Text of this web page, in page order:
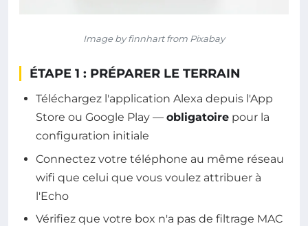
Image by finnhart from Pixabay
ÉTAPE 1 : PRÉPARER LE TERRAIN
Téléchargez l'application Alexa depuis l'App
Store ou Google Play — obligatoire pour la
configuration initiale
Connectez votre téléphone au même réseau
wifi que celui que vous voulez attribuer à
l'Echo
Vérifiez que votre box n'a pas de filtrage MAC